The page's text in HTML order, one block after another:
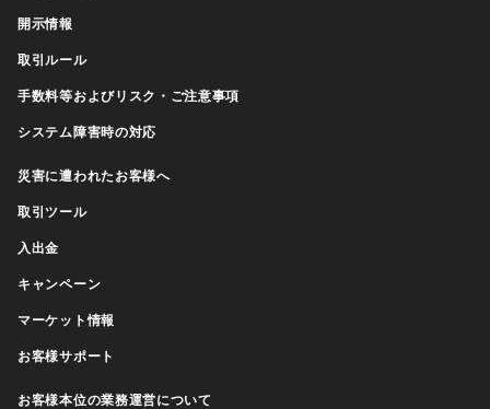
開示情報
取引ルール
手数料等およびリスク・ご注意事項
システム障害時の対応
災害に遭われたお客様へ
取引ツール
入出金
キャンペーン
マーケット情報
お客様サポート
お客様本位の業務運営について